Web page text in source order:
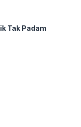
Tak Padam